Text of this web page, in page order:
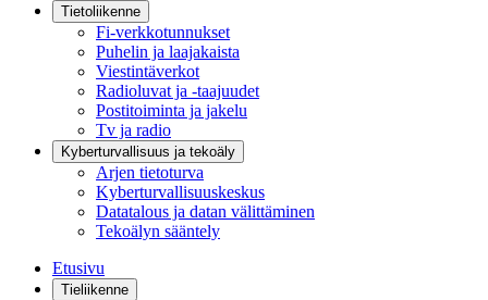
Tietoliikenne
Fi-verkkotunnukset
Puhelin ja laajakaista
Viestintäverkot
Radioluvat ja -taajuudet
Postitoiminta ja jakelu
Tv ja radio
Kyberturvallisuus ja tekoäly
Arjen tietoturva
Kyberturvallisuuskeskus
Datatalous ja datan välittäminen
Tekoälyn sääntely
Etusivu
Tieliikenne